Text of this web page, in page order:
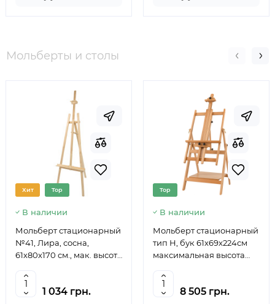
Мольберты и столы
Хит Top
В наличии
Мольберт стационарный
№41, Лира, сосна,
61х80х170 см., мак. высота
Studio
1 034 грн.
Top
В наличии
Мольберт стационарный
тип Н, бук 61x69x224см
максимальная высота
6059
8 505 грн.